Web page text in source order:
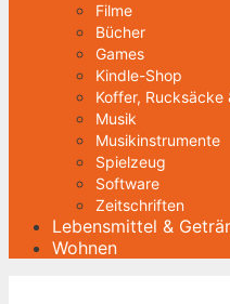
Filme
Bücher
Games
Kindle-Shop
Koffer, Rucksäcke
Musik
Musikinstrumente
Spielzeug
Software
Zeitschriften
Lebensmittel &
Wohnen